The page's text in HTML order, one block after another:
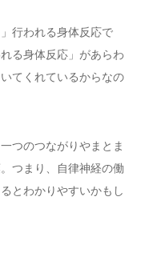
行われる身体反応で
る身体反応」があらわ
てくれているからなの
つのつながりやまとま
つまり、自律神経の働
とわかりやすいかもし